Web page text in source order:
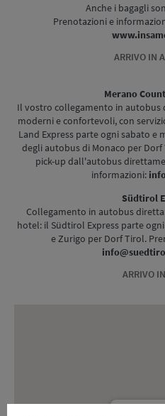
Anche i bagagli
Prenotazioni e
ARRIVO IN
Merano
Il vostro collegamento in autobus
moderni e confortevoli, con
Land Express parte ogni sabato
degli autobus di Monaco per
pick-up dall'autobus
informazioni:
Südtirol
Collegamento in autobus
hotel: il Südtirol Express parte
e Zurigo per Dorf Tirol.
ARRIVO